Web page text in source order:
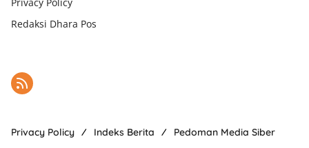
Redaksi Dhara Pos
Privacy Policy Indeks Berita Pedoman Media Siber